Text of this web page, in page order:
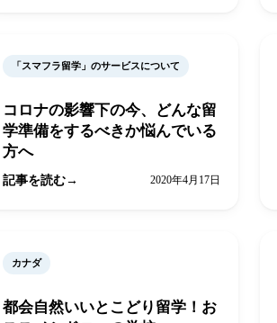
「スマフラ留学」のサービスについて
コロナの影響下の今、どんな留
学準備をするべきか悩んでいる
方へ
記事を読む 2020年4月17日
カナダ
都会自然いいとこどり留学！お